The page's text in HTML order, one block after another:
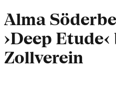
Alma
›Deep Etude‹
Zollverein